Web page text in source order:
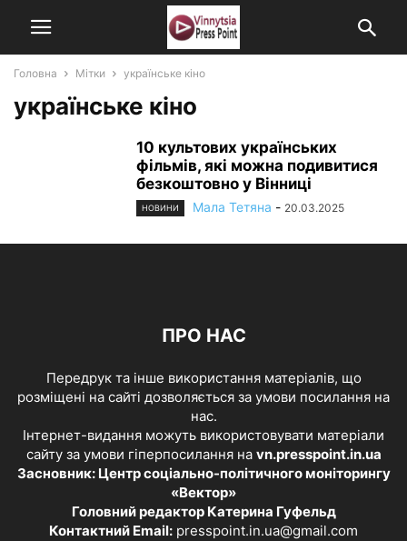
Головна Мітки українське кіно
українське кіно
10 культових українських
фільмів, які можна подивитися
безкоштовно у Вінниці
НОВИНИ Мала Тетяна - 20.03.2025
ПРО НАС
Передрук та інше використання матеріалів, що
розміщені на сайті дозволяється за умови посилання на
нас.
Інтернет-видання можуть використовувати матеріали
сайту за умови гіперпосилання на vn.presspoint.in.ua
Засновник: Центр соціально-політичного моніторингу
«Вектор»
Головний редактор Катерина Гуфельд
Контактний Email: presspoint.in.ua@gmail.com